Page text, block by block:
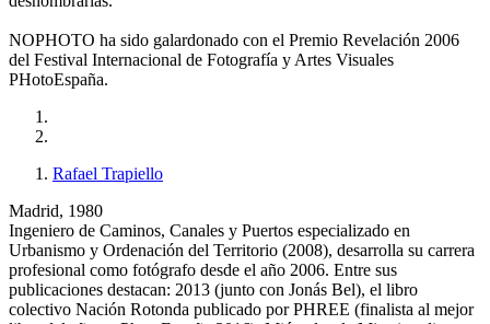
NOPHOTO ha sido galardonado con el Premio Revelación 2006
del Festival Internacional de Fotografía y Artes Visuales
PHotoEspaña.
Rafael Trapiello
Madrid, 1980
Ingeniero de Caminos, Canales y Puertos especializado en
Urbanismo y Ordenación del Territorio (2008), desarrolla su carrera
profesional como fotógrafo desde el año 2006. Entre sus
publicaciones destacan: 2013 (junto con Jonás Bel), el libro
colectivo Nación Rotonda publicado por PHREE (finalista al mejor